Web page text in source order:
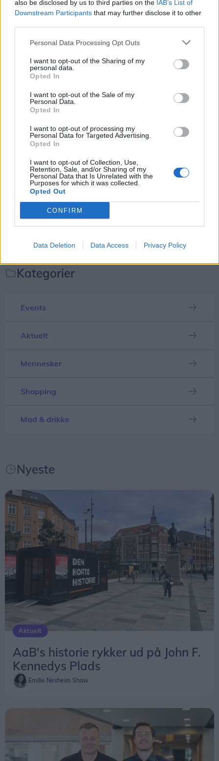
also be disclosed by us to third parties on the IAB’s List of
Downstream Participants that may further disclose it to other
Personal Data Processing Opt Outs
I want to opt-out of the Sharing of my
personal data.
Opted In
I want to opt-out of the Sale of my
Personal Data.
Opted In
I want to opt-out of processing my
Personal Data for Targeted Advertising.
Opted In
I want to opt-out of Collection, Use,
Retention, Sale, and/or Sharing of my
Personal Data that Is Unrelated with the
Purposes for which it was collected.
Opted Out
CONFIRM
Data Deletion Data Access Privacy Policy
Ida Bach Holm
AALBORG: Du kan få bilgrej, cykeludstyr,
lækkert måltid, når du besøger Biltema i Aalborg.
For lørdag 22. august åbner detailkæden sin store
café i City Syd.
Det afslører Biltema i etFacebook-opslag
Det bliver en dag med konkurrencer, sjov og gode
tilbud, skriver de.
Det endelige program for åbningsdagen er endnu
ikke offentliggjort.
Biltema holder til på adressen Stenbukken 21 i
Vis mere
Kategorier
Events
Aktuelt
Mennesker
Shopping
Mad & drikke
Nyeste
Aktuelt
AaB's historie rykker ud på John F.
Kennedys Plads
Emilie Nesheim Shaw